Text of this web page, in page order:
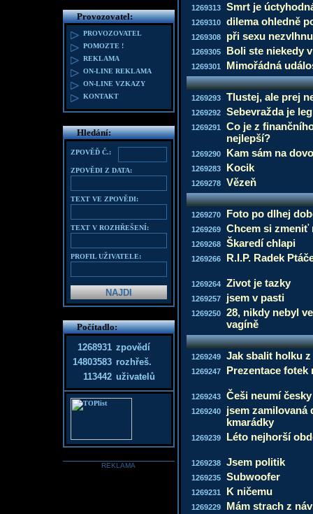
1269313 Smrt je
1269310 dilema ohledně
1269308 při sexu nezvlhnu
1269305 Boli ste niekedy
1269301 Mimořádná
1269293 Tlustej, ale prej
1269292 Sebevražda je
1269291
Co je z
nejlepší?
1269290 Kam sám na
1269283 Kocik
1269278 Vězeň
1269270 Foto po dlhej
1269269 Chcem si zmeniť
1269268 Škaredí chlapi
1269266 R.I.P. Radek
1269264 Zivot je tazky
1269257 jsem v pasti
1269250
28, nikdy nebyl
vagíně
1269249 Jak sbalit holku z
1269247 Prezentace fotek
1269243 Češi neumí česky
1269240
jsem zamilovaná
kmarádky
1269239 Léto nejhorší
1269238 Jsem politik
1269235 Subwoofer
1269231 K ničemu
1269229 Mám strach z
Provozovatel:
PROVOZOVATEL
POMOZTE !
REKLAMA
ON-LINE REKLAMA
ON-LINE VZKAZY
KONTAKT
Hledání:
ZPOVĚĎ Č.:
ZPOVĚDI Z DATA:
TEXT VE ZPOVĚDI:
TEXT V ROZHŘEŠENÍ:
PROFIL UŽIVATELE:
Počítadlo:
1268931 zpovědí
14803583 rozhřeš.
113442 uživatelů
REKLAMA